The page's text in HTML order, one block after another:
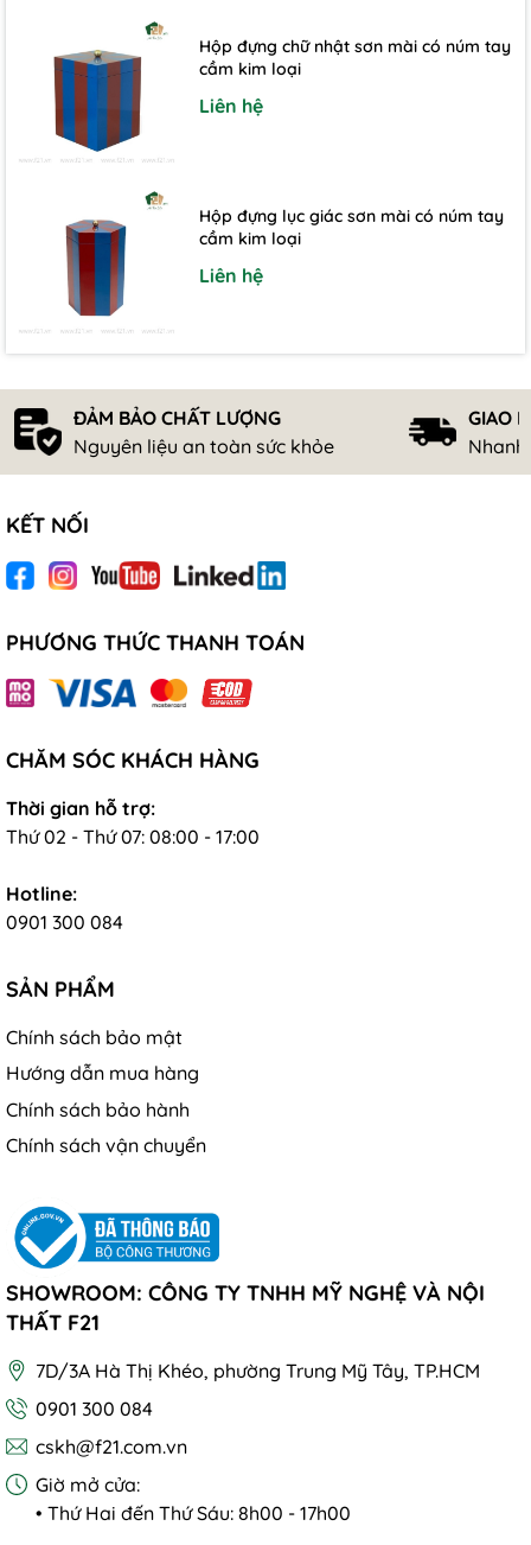
Hộp đựng chữ nhật sơn mài có núm tay
cầm kim loại
Liên hệ
Hộp đựng lục giác sơn mài có núm tay
cầm kim loại
Liên hệ
ĐẢM BẢO CHẤT LƯỢNG
Nguyên liệu an toàn sức khỏe
GIAO
KẾT NỐI
PHƯƠNG THỨC THANH TOÁN
CHĂM SÓC KHÁCH HÀNG
Thời gian hỗ trợ:
Thứ 02 - Thứ 07: 08:00 - 17:00
Hotline:
0901 300 084
SẢN PHẨM
Chính sách bảo mật
Hướng dẫn mua hàng
Chính sách bảo hành
Chính sách vận chuyển
SHOWROOM: CÔNG TY TNHH MỸ NGHỆ VÀ NỘI
THẤT F21
7D/3A Hà Thị Khéo, phường Trung Mỹ Tây, TP.HCM
0901 300 084
cskh@f21.com.vn
Giờ mở cửa:
• Thứ Hai đến Thứ Sáu: 8h00 - 17h00